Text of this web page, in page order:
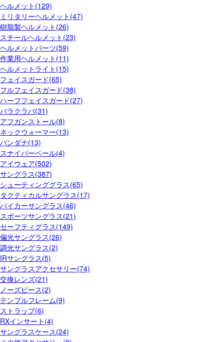
ヘルメット(129)
ミリタリーヘルメット(47)
樹脂製ヘルメット(26)
スチールヘルメット(23)
ヘルメットパーツ(59)
作業用ヘルメット(11)
ヘルメットライト(15)
フェイスガード(65)
フルフェイスガード(38)
ハーフフェイスガード(27)
バラクラバ(31)
アフガンストール(8)
ネックウォーマー(13)
バンダナ(13)
スナイパーベール(4)
アイウェア(502)
サングラス(387)
シューティンググラス(65)
タクティカルサングラス(17)
バイカーサングラス(46)
スポーツサングラス(21)
セーフティグラス(149)
偏光サングラス(26)
調光サングラス(2)
IRサングラス(5)
サングラスアクセサリー(74)
交換レンズ(21)
ノーズピース(2)
テンプルフレーム(9)
ストラップ(6)
RXインサート(4)
サングラスケース(24)